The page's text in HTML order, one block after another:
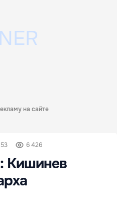
на сайте
6 426
Кишинев